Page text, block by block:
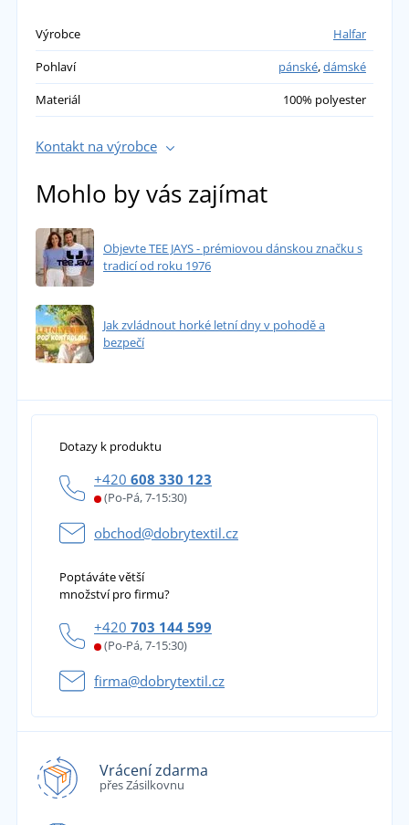
Výrobce
Halfar
Pohlaví
pánské,dámské
Materiál
100% polyester
Kontakt na výrobce
Mohlo by vás zajímat
Objevte TEE JAYS - prémiovou dánskou značku s
tradicí od roku 1976
Jak zvládnout horké letní dny v pohodě a
bezpečí
Dotazy k produktu
+420 608 330 123
(Po-Pá, 7-15:30)
obchod@dobrytextil.cz
Poptáváte větší
množství pro firmu?
+420 703 144 599
(Po-Pá, 7-15:30)
firma@dobrytextil.cz
Vrácení zdarma
přes Zásilkovnu